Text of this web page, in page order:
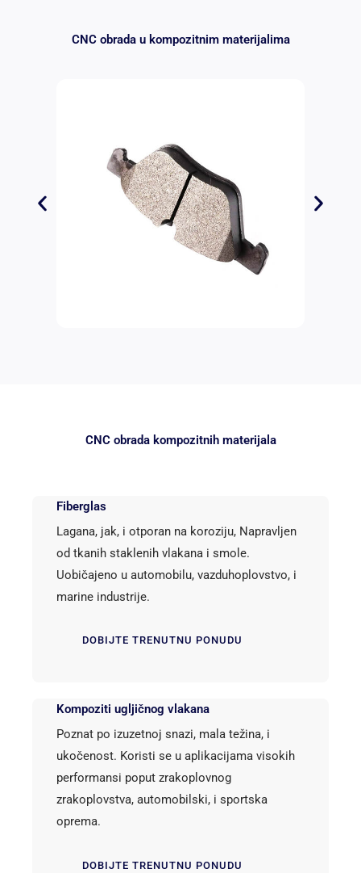
CNC obrada u kompozitnim materijalima
CNC obrada kompozitnih materijala
Fiberglas
Lagana, jak, i otporan na koroziju, Napravljen
od tkanih staklenih vlakana i smole.
Uobičajeno u automobilu, vazduhoplovstvo, i
marine industrije.
DOBIJTE TRENUTNU PONUDU
Kompoziti ugljičnog vlakana
Poznat po izuzetnoj snazi, mala težina, i
ukočenost. Koristi se u aplikacijama visokih
performansi poput zrakoplovnog
zrakoplovstva, automobilski, i sportska
oprema.
DOBIJTE TRENUTNU PONUDU